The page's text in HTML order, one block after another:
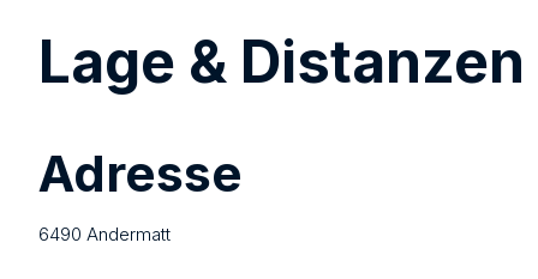
Lage & Distanzen
Adresse
6490 Andermatt